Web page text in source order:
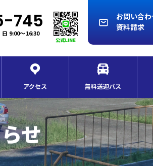
745
9:00～16:30
お問い合
資料請求
アクセス 無料送迎バス
せ